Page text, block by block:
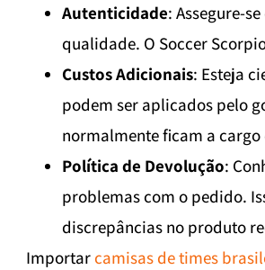
Autenticidade: Assegure-
qualidade. O Soccer
Custos Adicionais: Esteja
podem ser aplicados pelo
normalmente ficam a
Política de Devolução:
problemas com o pedido.
discrepâncias no produto
Importarcamisas de times